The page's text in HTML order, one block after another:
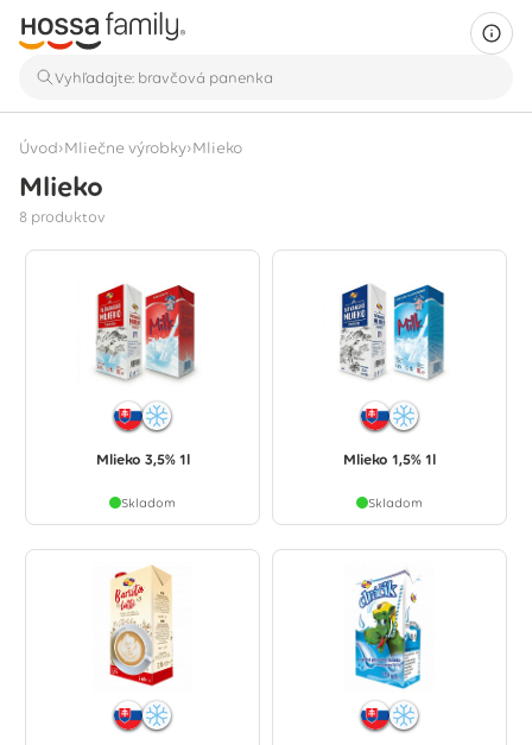
Úvod›Mliečne výrobky›Mlieko
Mlieko
8 produktov
Mlieko 3,5% 1l
Skladom
Mlieko 1,5% 1l
Skladom